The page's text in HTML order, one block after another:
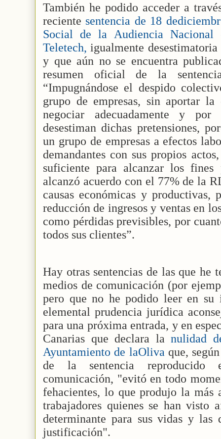
También he podido acceder a
reciente sentencia de 18
Social de la Audiencia Nacional
Teletech, igualmente
y que aún no se encuentra
resumen oficial de la
“Impugnándose el despido
grupo de empresas, sin aportar la
negociar adecuadamente y
desestiman dichas pretensiones,
un grupo de empresas a efectos
demandantes con sus propios
suficiente para alcanzar los fines
alcanzó acuerdo con el 77% de la
causas económicas y productivas,
reducción de ingresos y ventas en
como pérdidas previsibles, por
todos sus clientes”.
Hay otras sentencias de las que he
medios de comunicación (por
pero que no he podido leer en su
elemental prudencia jurídica
para una próxima entrada, y en
Canarias que declara lanulidad
Ayuntamiento de laOliva que,
de la sentencia reproducido
comunicación, "evitó en todo
fehacientes, lo que produjo la más
trabajadores quienes se han visto
determinante para sus vidas y
justificación".